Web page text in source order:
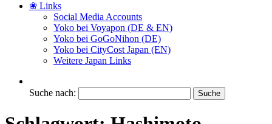
❀ Links
Social Media Accounts
Yoko bei Voyapon (DE & EN)
Yoko bei GoGoNihon (DE)
Yoko bei CityCost Japan (EN)
Weitere Japan Links
Suche nach: